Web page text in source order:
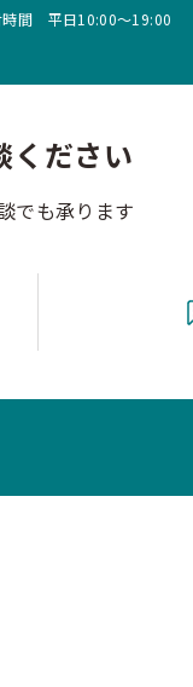
時間 平日10:00〜19:00
ください
でも承ります